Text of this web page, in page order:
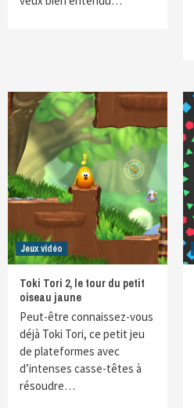
Jeux vidéo
Toki Tori 2, le tour du petit
oiseau jaune
Peut-être connaissez-vous
déjà Toki Tori, ce petit jeu
de plateformes avec
d’intenses casse-têtes à
résoudre…